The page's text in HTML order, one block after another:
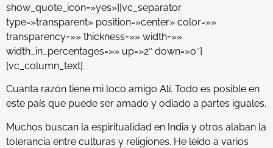
show_quote_icon=»yes»][vc_separator
type=»transparent» position=»center» color=»»
transparency=»» thickness=»» width=»»
width_in_percentages=»» up=»2″ down=»0″]
[vc_column_text]
Cuanta razón tiene mi loco amigo Alí. Todo es posible en
este país que puede ser amado y odiado a partes iguales.
Muchos buscan la espiritualidad en India y otros alaban la
tolerancia entre culturas y religiones. He leído a varios